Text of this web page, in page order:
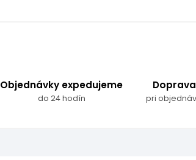
Objednávky expedujeme
do 24 hodín pri